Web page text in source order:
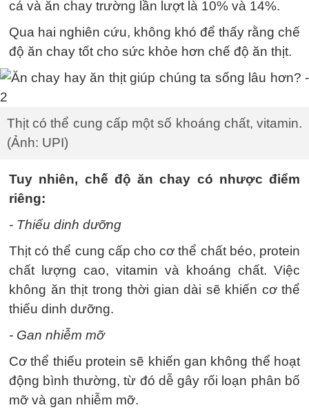
cá và ăn chay trường lần lượt là 10% và 14%.
Qua hai nghiên cứu, không khó để thấy rằng chế
độ ăn chay tốt cho sức khỏe hơn chế độ ăn thịt.
Thịt có thể cung cấp một số khoáng chất, vitamin.
(Ảnh: UPI)
Tuy nhiên, chế độ ăn chay có nhược điểm
riêng:
- Thiếu dinh dưỡng
Thịt có thể cung cấp cho cơ thể chất béo, protein
chất lượng cao, vitamin và khoáng chất. Việc
không ăn thịt trong thời gian dài sẽ khiến cơ thể
thiếu dinh dưỡng.
- Gan nhiễm mỡ
Cơ thể thiếu protein sẽ khiến gan không thể hoạt
động bình thường, từ đó dễ gây rối loạn phân bố
mỡ và gan nhiễm mỡ.